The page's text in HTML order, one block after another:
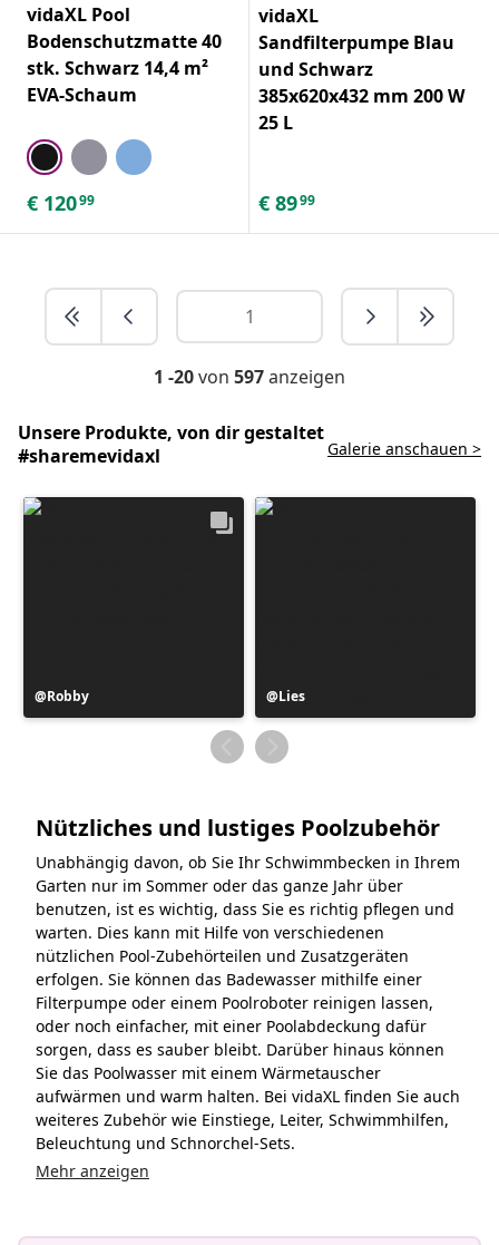
vidaXL Pool
Bodenschutzmatte 40
stk. Schwarz 14,4 m²
EVA-Schaum
€ 12099
vidaXL
Sandfilterpumpe Blau
und Schwarz
385x620x432 mm 200 W
25 L
€ 8999
1 -20von 597anzeigen
Unsere Produkte, von dir gestaltet
#sharemevidaxl
Galerie anschauen >
Beitrag
veröffentlicht
Robby
Beitrag
veröffentlicht
von
Lies
Nützliches und lustiges Poolzubehör
Unabhängig davon, ob Sie Ihr Schwimmbecken in Ihrem
Garten nur im Sommer oder das ganze Jahr über
benutzen, ist es wichtig, dass Sie es richtig pflegen und
warten. Dies kann mit Hilfe von verschiedenen
nützlichen Pool-Zubehörteilen und Zusatzgeräten
erfolgen. Sie können das Badewasser mithilfe einer
Filterpumpe oder einem Poolroboter reinigen lassen,
oder noch einfacher, mit einer Poolabdeckung dafür
sorgen, dass es sauber bleibt. Darüber hinaus können
Sie das Poolwasser mit einem Wärmetauscher
aufwärmen und warm halten. Bei vidaXL finden Sie auch
weiteres Zubehör wie Einstiege, Leiter, Schwimmhilfen,
Beleuchtung und Schnorchel-Sets.
Mehr anzeigen